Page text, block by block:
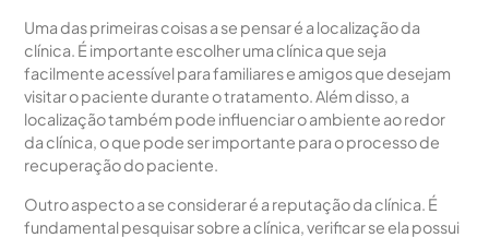
Uma das primeiras coisas a se pensar é a localização da
clínica. É importante escolher uma clínica que seja
facilmente acessível para familiares e amigos que desejam
visitar o paciente durante o tratamento. Além disso, a
localização também pode influenciar o ambiente ao redor
da clínica, o que pode ser importante para o processo de
recuperação do paciente.
Outro aspecto a se considerar é a reputação da clínica. É
fundamental pesquisar sobre a clínica, verificar se ela possui